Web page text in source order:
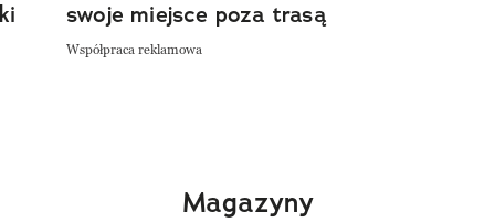
swoje miejsce poza trasą
Współpraca reklamowa
Magazyny